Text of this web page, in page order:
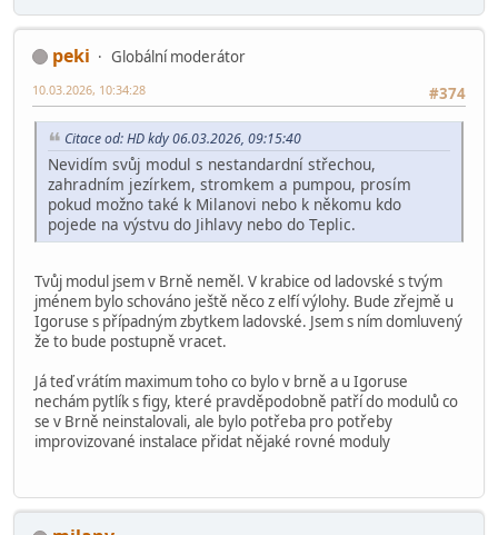
peki
Globální moderátor
#374
10.03.2026, 10:34:28
Citace od: HD kdy 06.03.2026, 09:15:40
Nevidím svůj modul s nestandardní střechou,
zahradním jezírkem, stromkem a pumpou, prosím
pokud možno také k Milanovi nebo k někomu kdo
pojede na výstvu do Jihlavy nebo do Teplic.
Tvůj modul jsem v Brně neměl. V krabice od ladovské s tvým
jménem bylo schováno ještě něco z elfí výlohy. Bude zřejmě u
Igoruse s případným zbytkem ladovské. Jsem s ním domluvený
že to bude postupně vracet.
Já teď vrátím maximum toho co bylo v brně a u Igoruse
nechám pytlík s figy, které pravděpodobně patří do modulů co
se v Brně neinstalovali, ale bylo potřeba pro potřeby
improvizované instalace přidat nějaké rovné moduly